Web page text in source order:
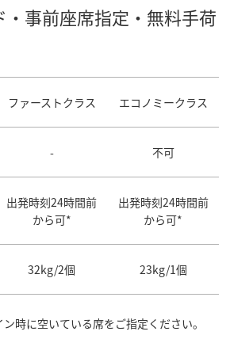
・事前座席指定・無料手荷
ファーストクラス エコノミークラス
- 不可
出発時刻24時間前
から可*
出発時刻24時間前
から可*
32kg/2個 23kg/1個
時に空いている席をご指定ください。